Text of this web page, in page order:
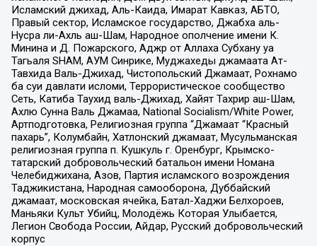
Исламский джихад, Аль-Каида, Имарат Кавказ, АБТО,
Правый сектор, Исламское государство, Джабха аль-
Нусра ли-Ахль аш-Шам, Народное ополчение имени К.
Минина и Д. Пожарского, Аджр от Аллаха Субхану уа
Тагьаля SHAM, АУМ Синрике, Муджахеды джамаата Ат-
Тавхида Валь-Джихад, Чистопольский Джамаат, Рохнамо
ба суи давлати исломи, Террористическое сообщество
Сеть, Катиба Таухид валь-Джихад, Хайят Тахрир аш-Шам,
Ахлю Сунна Валь Джамаа, National Socialism/White Power,
Артподготовка, Религиозная группа “Джамаат “Красный
пахарь”, Колумбайн, Хатлонский джамаат, Мусульманская
религиозная группа п. Кушкуль г. Оренбург, Крымско-
татарский добровольческий батальон имени Номана
Челебиджихана, Азов, Партия исламского возрождения
Таджикистана, Народная самооборона, Дуббайский
джамаат, московская ячейка, Батал-Хаджи Белхороев,
Маньяки Культ Убийц, Молодёжь Которая Улыбается,
Легион Свобода России, Айдар, Русский добровольческий
корпус